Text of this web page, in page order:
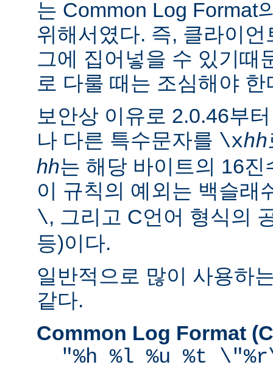
는 Common Log Format
위해서였다. 즉, 클라이
그에 집어넣을 수 있기때
로 다룰 때는 조심해야 한
보안상 이유로 2.0.46부
나 다른 특수문자를 \xhh
hh는 해당 바이트의 16
이 규칙의 예외는 백슬래
\, 그리고 C언어 형식의
등)이다.
일반적으로 많이 사용하
같다.
Common Log Format
"%h %l %u %t